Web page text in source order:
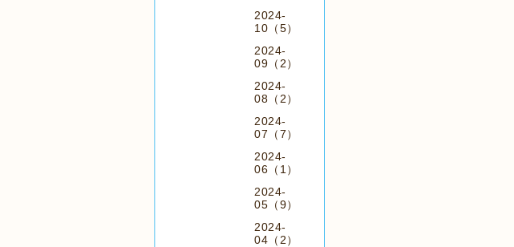
2024-
10（5）
2024-
09（2）
2024-
08（2）
2024-
07（7）
2024-
06（1）
2024-
05（9）
2024-
04（2）